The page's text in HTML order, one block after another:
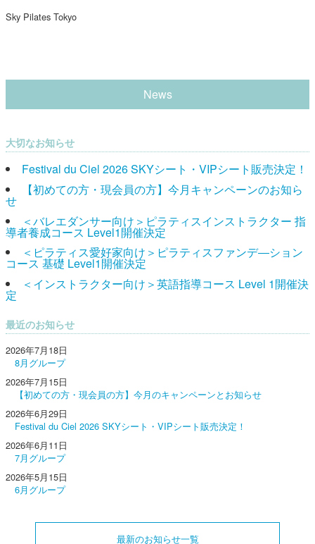
Sky Pilates Tokyo
News
大切なお知らせ
Festival du Ciel 2026 SKYシート・VIPシート販売決定！
【初めての方・現会員の方】今月キャンペーンのお知ら
せ
＜バレエダンサー向け＞ピラティスインストラクター 指
導者養成コース Level1開催決定
＜ピラティス愛好家向け＞ピラティスファンデ―ション
コース 基礎 Level1開催決定
＜インストラクター向け＞英語指導コース Level 1開催決
定
最近のお知らせ
2026年7月18日
8月グループ
2026年7月15日
【初めての方・現会員の方】今月のキャンペーンとお知らせ
2026年6月29日
Festival du Ciel 2026 SKYシート・VIPシート販売決定！
2026年6月11日
7月グループ
2026年5月15日
6月グループ
最新のお知らせ一覧